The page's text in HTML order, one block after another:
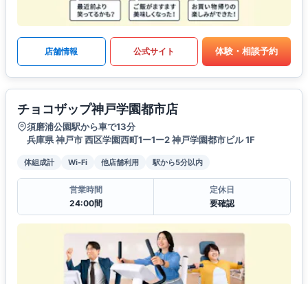
店舗情報 公式サイト 体験・相談予約
チョコザップ神戸学園都市店
須磨浦公園駅から車で13分
兵庫県 神戸市 西区学園西町1ー1ー2 神戸学園都市ビル 1F
体組成計 Wi-Fi 他店舗利用 駅から5分以内
営業時間
24:00間
定休日
要確認